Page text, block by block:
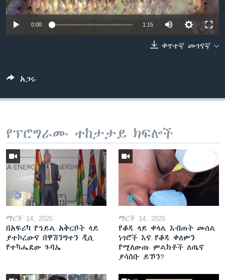
ቋንቋዎች
0:00 1:15
ቀጥተኛ መገናኛ
አጋሩ
የፕሮግራሙ ተከታታይ ክፍሎች
ማርች 14, 2025
በአፍሪካ የኅይል አቅርቦት ላይ
ያተኮረውና በዋሽንግተን ዲሲ
የተካሔደው ጉባኤ
ማርች 14, 2025
የቆዳ ላይ ቀላል እብጠት መሰል
ነገሮች እና የቆዳ ቀለምን
የሚለውጡ ምልክቶች ለጤና
ያሳስቡ ይኾን?